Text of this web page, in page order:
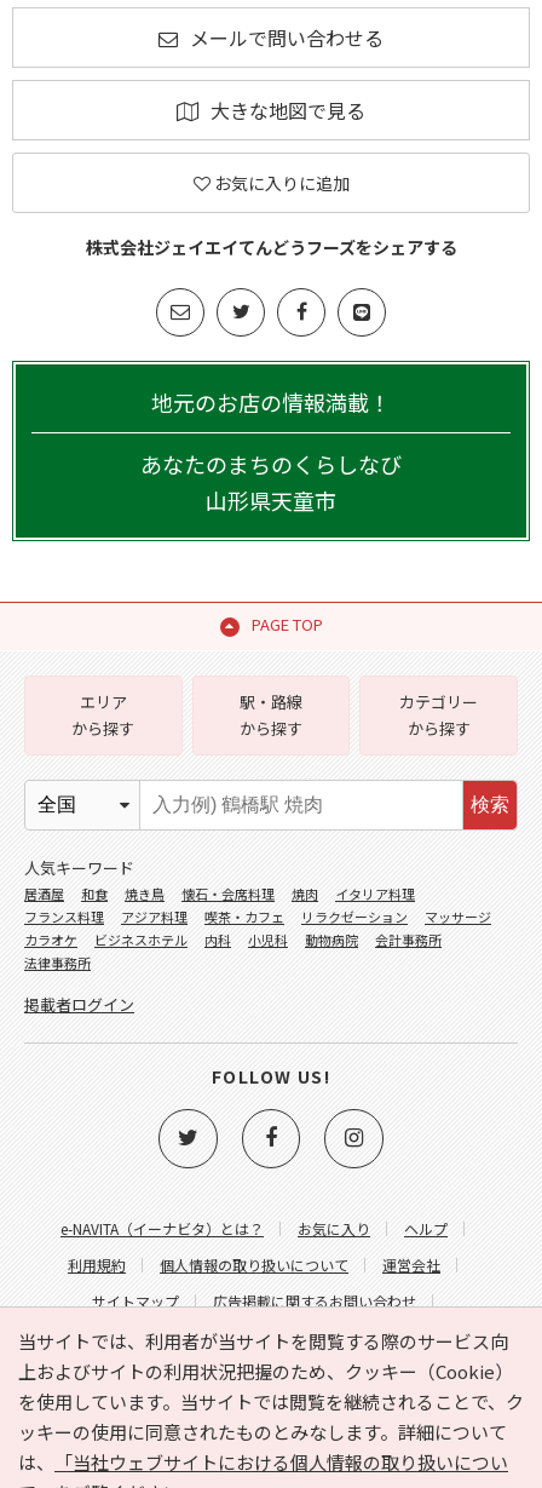
メールで問い合わせる
大きな地図で見る
お気に入りに追加
株式会社ジェイエイてんどうフーズをシェアする
地元のお店の情報満載！
あなたのまちのくらしなび
山形県天童市
PAGE TOP
当サイトでは、利用者が当サイトを閲覧する際のサービス向
上およびサイトの利用状況把握のため、クッキー（Cookie）
を使用しています。当サイトでは閲覧を継続されることで、ク
ッキーの使用に同意されたものとみなします。詳細について
は、
「当社ウェブサイトにおける個人情報の取り扱いについ
e-NAVITA（イーナビタ）とは？ お気に入り
ヘルプ
利用規約
個人情報の取り扱いについて
運営会社
サイトマップ
広告掲載に関するお問い合わせ
サイトの内容に関するお問い合わせ
エリア
から探す
駅・路線
から探す
カテゴリー
から探す
検索
人気キーワード
居酒屋 和食 焼き鳥 懐石・会席料理 焼肉
イタリア料理
フランス料理
アジア料理 喫茶・カフェ リラクゼーション
マッサージ
カラオケ
ビジネスホテル 内科 小児科 動物病院
会計事務所
法律事務所
掲載者ログイン
FOLLOW US!